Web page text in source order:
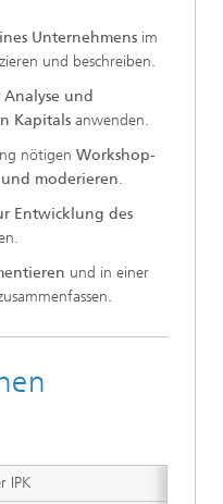
Unternehmens im
und beschreiben.
und
Kapitals anwenden.
nötigen Workshop-
moderieren.
Entwicklung des
und in einer
IPK